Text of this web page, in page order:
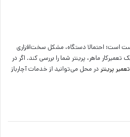
است؛ احتمالا دستگاه، مشکل سخت‌افزاری
ماهر، پرینتر شما را بررسی کند. اگر در
تعمیر پرینتر در محل می‌توانید از خدمات آچارباز